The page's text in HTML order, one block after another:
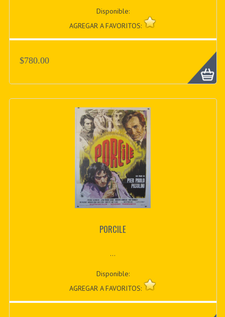
Disponible:
AGREGAR A FAVORITOS:
$780.00
PORCILE
...
Disponible:
AGREGAR A FAVORITOS: